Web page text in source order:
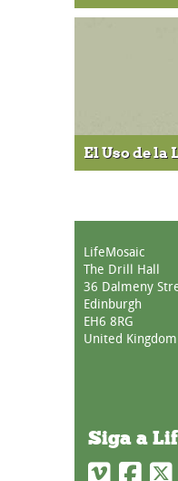
El Uso de la
LifeMosaic
The Drill Hall
36 Dalmeny
Edinburgh
EH6 8RG
United Kingdom
Siga a